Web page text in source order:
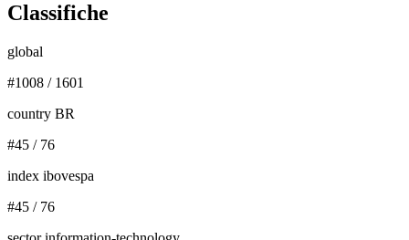
Classifiche
global
#1008 / 1601
country BR
#45 / 76
index ibovespa
#45 / 76